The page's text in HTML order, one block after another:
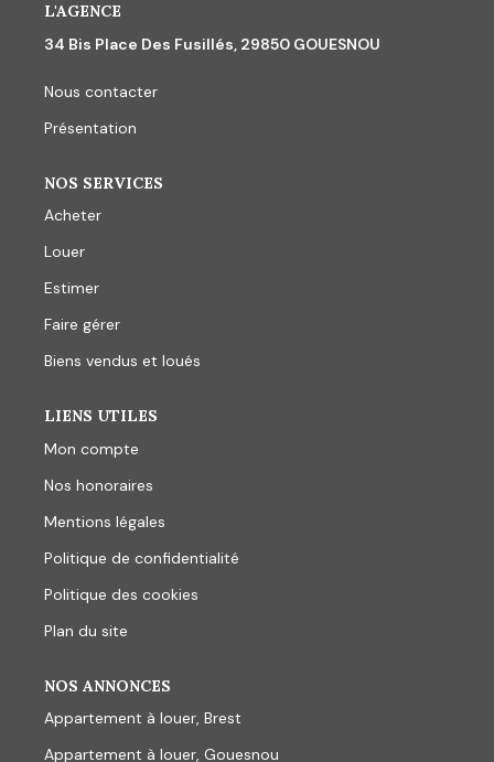
L'AGENCE
34 Bis Place Des Fusillés, 29850 GOUESNOU
Nous contacter
Présentation
NOS SERVICES
Acheter
Louer
Estimer
Faire gérer
Biens vendus et loués
LIENS UTILES
Mon compte
Nos honoraires
Mentions légales
Politique de confidentialité
Politique des cookies
Plan du site
NOS ANNONCES
Appartement à louer, Brest
Appartement à louer, Gouesnou